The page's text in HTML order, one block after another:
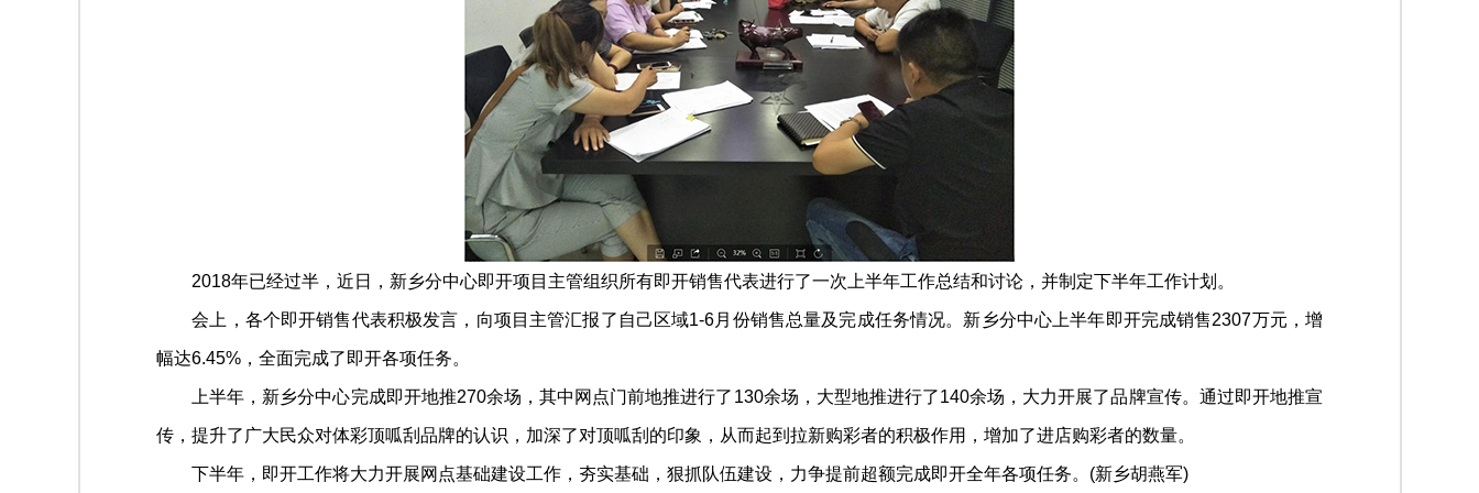
2018年已经过半，近日，新乡分中心即开项目主管组织所有即开销售代表进行了一次上半年工作总结和讨论，并制定下半年工作计划。
会上，各个即开销售代表积极发言，向项目主管汇报了自己区域1-6月份销售总量及完成任务情况。新乡分中心上半年即开完成销售2307万元，增
幅达6.45%，全面完成了即开各项任务。
上半年，新乡分中心完成即开地推270余场，其中网点门前地推进行了130余场，大型地推进行了140余场，大力开展了品牌宣传。通过即开地推宣
传，提升了广大民众对体彩顶呱刮品牌的认识，加深了对顶呱刮的印象，从而起到拉新购彩者的积极作用，增加了进店购彩者的数量。
下半年，即开工作将大力开展网点基础建设工作，夯实基础，狠抓队伍建设，力争提前超额完成即开全年各项任务。(新乡胡燕军)